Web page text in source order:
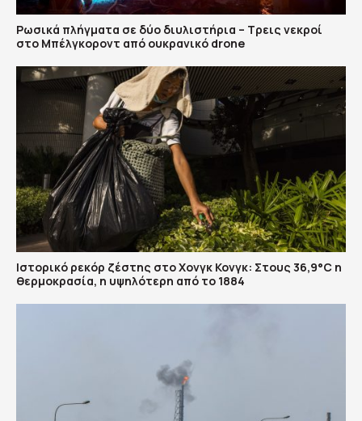
Ρωσικά πλήγματα σε δύο διυλιστήρια – Τρεις νεκροί
στο Μπέλγκοροντ από ουκρανικό drone
Ιστορικό ρεκόρ ζέστης στο Χονγκ Κονγκ: Στους 36,9°C η
θερμοκρασία, η υψηλότερη από το 1884